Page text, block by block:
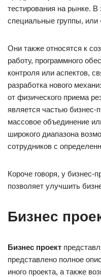
тестирования на рынке. В
специальные группы, или
Они также относятся к
работу, программного
контроля или аспектов,
разработка нового
от физического приема
является частью бизнес-
массовое объединение
широкого диапазона
сотрудников с
Короче говоря, у бизнес-
позволяет улучшить
Бизнес
Бизнес проект
представлено полное
иного проекта, а также